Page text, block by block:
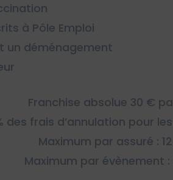
à Pôle Emploi
un déménagement
Franchise absolue 30 €
des frais d’annulation pour
Maximum par assuré :
Maximum par évènement :